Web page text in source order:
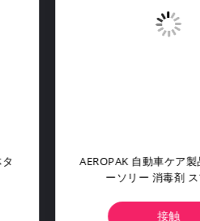
中性ブレーキ塵の車輪のより
な車のホイールの除去剤プロ